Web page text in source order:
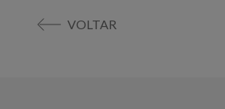
VOLTAR